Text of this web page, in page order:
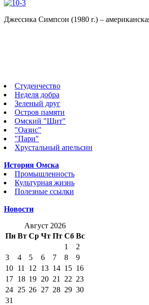
Джессика Симпсон (1980 г.) –
Студенчество
Неделя добра
Зеленый друг
Остров памяти
Омский "Щит"
"Оазис"
"Пари"
Хрустальный апельсин
История Омска
Промышленность
Культурная жизнь
Полезные ссылки
Новости
Август 2026
Пн Вт Ср Чт Пт Сб Вс
1
2
3
4 5 6 7 8
9
10 11 12 13 14 15 16
17 18 19 20 21 22 23
24 25 26 27 28 29 30
31